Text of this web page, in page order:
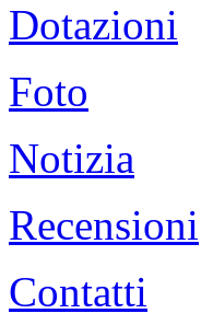
Dotazioni
Foto
Notizia
Recensioni
Contatti